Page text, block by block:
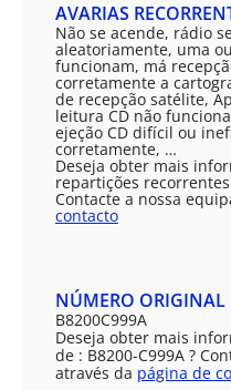
AVARIAS
Não se acende, rádio
aleatoriamente, uma
funcionam, má
corretamente a
de recepção satélite,
leitura CD não
ejeção CD difícil ou
corretamente, …
Deseja obter mais
repartições recorrentes
Contacte a nossa
contacto
NÚMERO ORIGINAL
B8200C999A
Deseja obter mais
de : B8200-C999A ?
através da página de